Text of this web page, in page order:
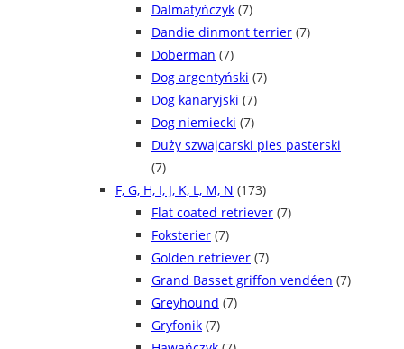
Dalmatyńczyk (7)
Dandie dinmont terrier (7)
Doberman (7)
Dog argentyński (7)
Dog kanaryjski (7)
Dog niemiecki (7)
Duży szwajcarski pies pasterski
(7)
F, G, H, I, J, K, L, M, N (173)
Flat coated retriever (7)
Foksterier (7)
Golden retriever (7)
Grand Basset griffon vendéen (7)
Greyhound (7)
Gryfonik (7)